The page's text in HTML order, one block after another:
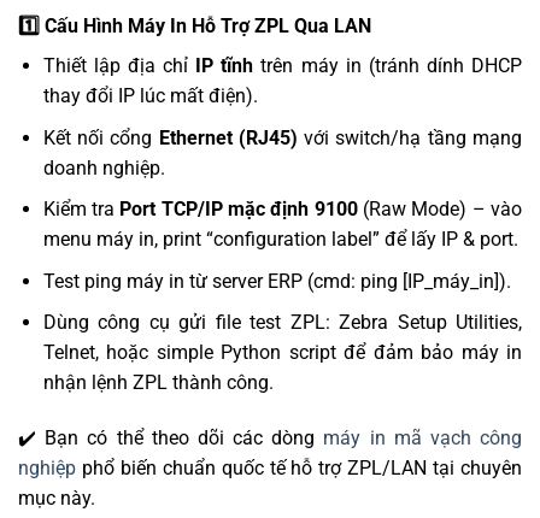
1️⃣ Cấu Hình Máy In Hỗ Trợ ZPL Qua LAN
Thiết lập địa chỉ IP tĩnh trên máy in (tránh dính DHCP
thay đổi IP lúc mất điện).
Kết nối cổng Ethernet (RJ45) với switch/hạ tầng mạng
doanh nghiệp.
Kiểm tra Port TCP/IP mặc định 9100(Raw Mode) – vào
menu máy in, print “configuration label” để lấy IP & port.
Test ping máy in từ server ERP (cmd: ping [IP_máy_in]).
Dùng công cụ gửi file test ZPL: Zebra Setup Utilities,
Telnet, hoặc simple Python script để đảm bảo máy in
nhận lệnh ZPL thành công.
✔️ Bạn có thể theo dõi các dòng máy in mã vạch công
nghiệp phổ biến chuẩn quốc tế hỗ trợ ZPL/LAN tại chuyên
mục này.